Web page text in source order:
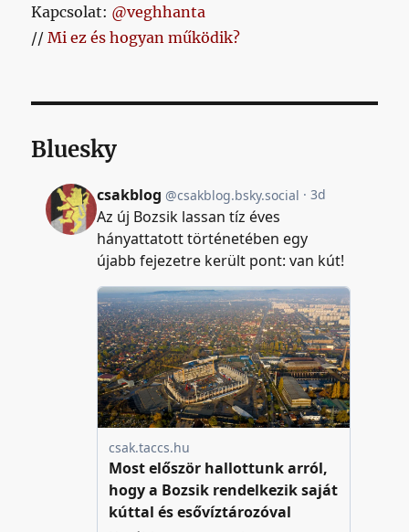
Kapcsolat: @veghhanta
//Mi ez és hogyan működik?
Bluesky